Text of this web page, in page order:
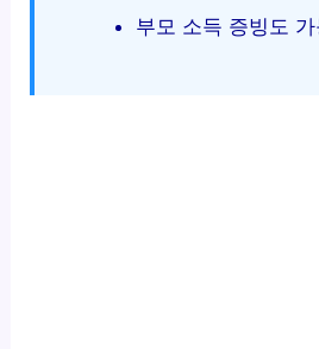
부모 소득 증빙도